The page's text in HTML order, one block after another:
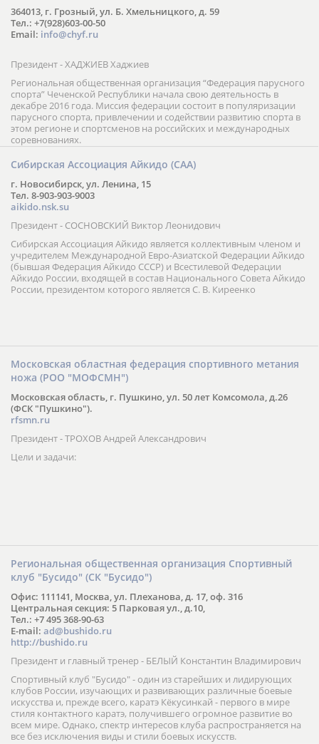
364013, г. Грозный, ул. Б. Хмельницкого, д. 59
Тел.: +7(928)603-00-50
Email: info@chyf.ru
Президент - ХАДЖИЕВ Хаджиев
Региональная общественная организация “Федерация парусного
спорта” Чеченской Республики начала свою деятельность в
декабре 2016 года. Миссия федерации состоит в популяризации
парусного спорта, привлечении и содействии развитию спорта в
этом регионе и спортсменов на российских и международных
соревнованиях.
Сибирская Ассоциация Айкидо (САА)
г. Новосибирск, ул. Ленина, 15
Тел. 8-903-903-9003
aikido.nsk.su
Президент - СОСНОВСКИЙ Виктор Леонидович
Сибирская Ассоциация Айкидо является коллективным членом и
учредителем Международной Евро-Азиатской Федерации Айкидо
(бывшая Федерация Айкидо СССР) и Всестилевой Федерации
Айкидо России, входящей в состав Национального Совета Айкидо
России, президентом которого является С. В. Киреенко
Московская областная федерация спортивного метания
ножа (РОО "МОФСМН")
Московская область, г. Пушкино, ул. 50 лет Комсомола, д.26
(ФСК "Пушкино").
rfsmn.ru
Президент - ТРОХОВ Андрей Александрович
Цели и задачи:
Региональная общественная организация Спортивный
клуб "Бусидо" (СК "Бусидо")
Офис: 111141, Москва, ул. Плеханова, д. 17, оф. 316
Центральная секция: 5 Парковая ул., д.10,
Тел.: +7 495 368-90-63
E-mail: ad@bushido.ru
http://bushido.ru
Президент и главный тренер - БЕЛЫЙ Константин Владимирович
Спортивный клуб "Бусидо" - один из старейших и лидирующих
клубов России, изучающих и развивающих различные боевые
искусства и, прежде всего, каратэ Кёкусинкай - первого в мире
стиля контактного каратэ, получившего огромное развитие во
всем мире. Однако, спектр интересов клуба распространяется на
все без исключения виды и стили боевых искусств.